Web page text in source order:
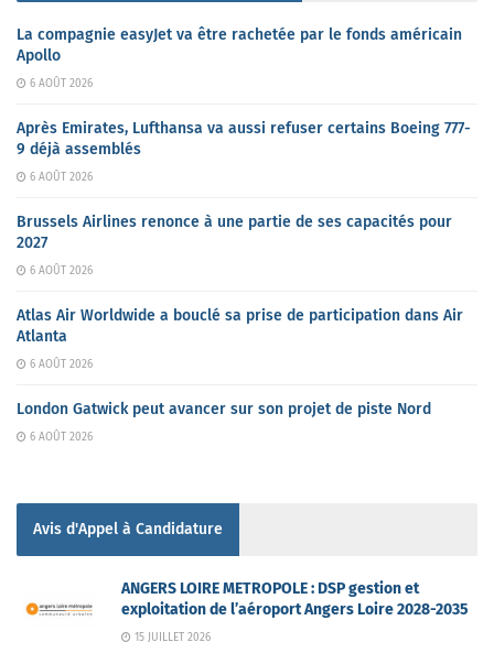
La compagnie easyJet va être rachetée par le fonds américain
Apollo
6 AOÛT 2026
Après Emirates, Lufthansa va aussi refuser certains Boeing 777-
9 déjà assemblés
6 AOÛT 2026
Brussels Airlines renonce à une partie de ses capacités pour
2027
6 AOÛT 2026
Atlas Air Worldwide a bouclé sa prise de participation dans Air
Atlanta
6 AOÛT 2026
London Gatwick peut avancer sur son projet de piste Nord
6 AOÛT 2026
Avis d'Appel à Candidature
ANGERS LOIRE METROPOLE : DSP gestion et
exploitation de l’aéroport Angers Loire 2028-2035
15 JUILLET 2026